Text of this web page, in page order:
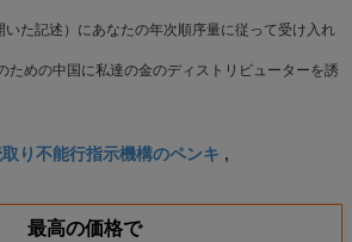
いた記述）にあなたの年次順序量に従って受け入れ
ための中国に私達の金のディストリビューターを誘
り不能行指示機構のペンキ ,
最高の価格で